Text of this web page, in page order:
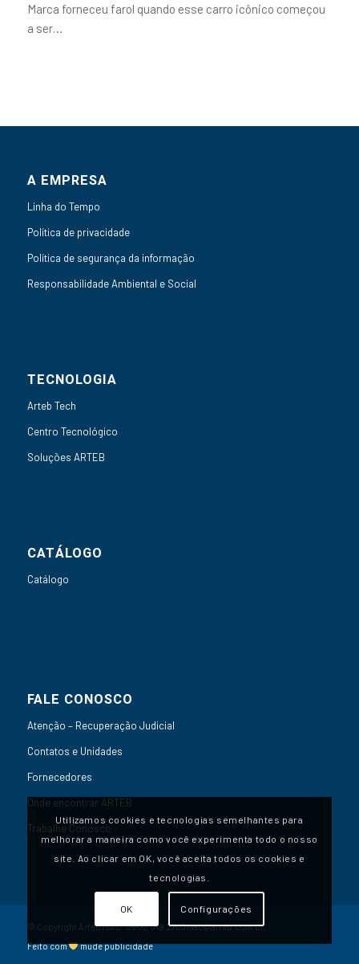
Marca forneceu farol quando esse carro icônico começou
a ser…
A EMPRESA
Linha do Tempo
Política de privacidade
Política de segurança da informação
Responsabilidade Ambiental e Social
TECNOLOGIA
Arteb Tech
Centro Tecnológico
Soluções ARTEB
CATÁLOGO
Catálogo
FALE CONOSCO
Atenção – Recuperação Judicial
Contatos e Unidades
Fornecedores
Onde encontrar ARTEB
Trabalhe Conosco
© Copyright Arteb | SAC:0800 019 2703|sac@arteb.com.br
Feito com
mude publicidade
Utilizamos cookies e tecnologias semelhantes para
melhorar a maneira como você experimenta todo o nosso
site. Ao clicar em OK, você aceita todos os cookies e
tecnologias.
OK Configurações